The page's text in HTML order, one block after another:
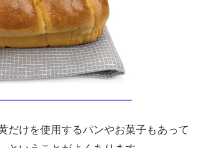
だけを使用するパンやお菓子もあって